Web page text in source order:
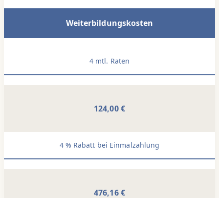
Weiterbildungskosten
4 mtl. Raten
124,00 €
4 % Rabatt bei Einmalzahlung
476,16 €